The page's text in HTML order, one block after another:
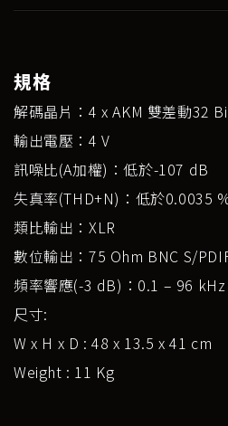
規格
解碼晶片：4 x AKM 雙差動32
輸出電壓：4 V
訊噪比(A加權)：低於-107 dB
失真率(THD+N)：低於0.0035
類比輸出：XLR
數位輸出：75 Ohm BNC S/
頻率響應(-3 dB)：0.1 – 96 kHz
尺寸:
W x H x D : 48 x 13.5 x 41 cm
Weight : 11 Kg